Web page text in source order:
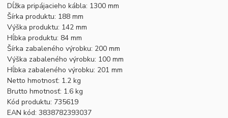
Dĺžka pripájacieho kábla: 1300 mm
Šírka produktu: 188 mm
Výška produktu: 142 mm
Hĺbka produktu: 84 mm
Šírka zabaleného výrobku: 200 mm
Výška zabaleného výrobku: 100 mm
Hĺbka zabaleného výrobku: 201 mm
Netto hmotnosť: 1.2 kg
Brutto hmotnosť: 1.6 kg
Kód produktu: 735619
EAN kód: 3838782393037